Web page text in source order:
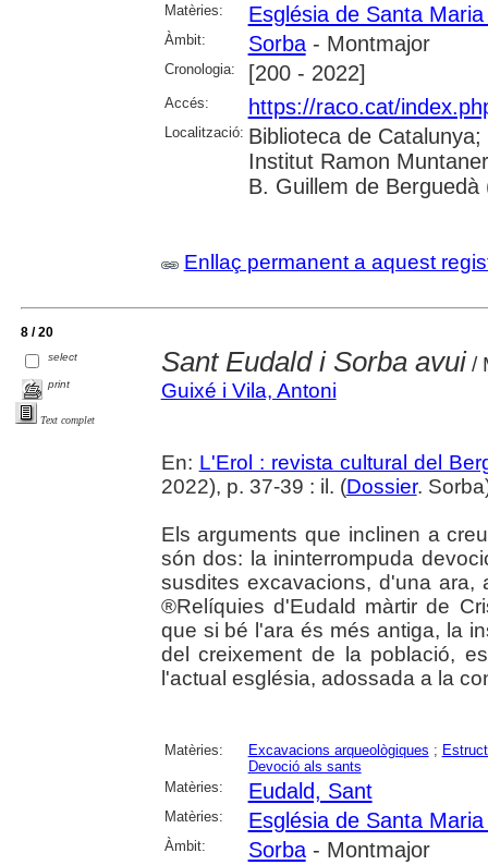
Matèries: Església de Santa
Àmbit: Sorba- Montmajor
Cronologia: [200 - 2022]
Accés: https://raco.cat/
Localització: Biblioteca de
Institut Ramon
B. Guillem de Berguedà
Enllaç permanent a aquest
8 / 20
select
print
Text complet
Sant Eudald i Sorba avui/
Guixé i Vila, Antoni
En: L'Erol : revista cultural del
2022), p. 37-39 : il. (Dossier.
Els arguments que inclinen a
són dos: la ininterrompuda
susdites excavacions, d'una ara,
®Relíquies d'Eudald màrtir de
que si bé l'ara és més antiga, la
del creixement de la població,
l'actual església, adossada a la
Matèries: Excavacions arqueològiques ;
Devoció als sants
Matèries:
Eudald, Sant
Matèries: Església de Santa
Àmbit: Sorba- Montmajor